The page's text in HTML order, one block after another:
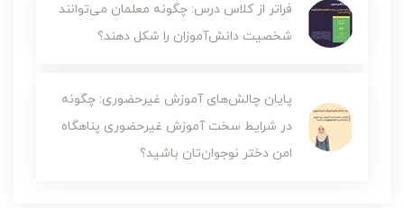
فراتر از کلاس درس: چگونه معلمان می‌توانند
شخصیت دانش‌آموزان را شکل دهند؟
پایان چالش‌های آموزش‌ غیرحضوری: چگونه
در شرایط سخت آموزش غیرحضوری پناهگاه
امن دختر نوجوان‌تان باشید؟